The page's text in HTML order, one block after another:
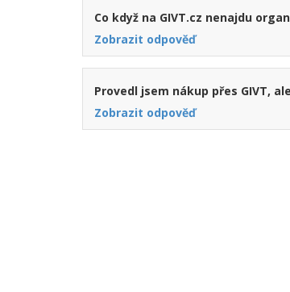
Co když na GIVT.cz nenajdu
Zobrazit odpověď
Provedl jsem nákup přes GIVT,
Zobrazit odpověď